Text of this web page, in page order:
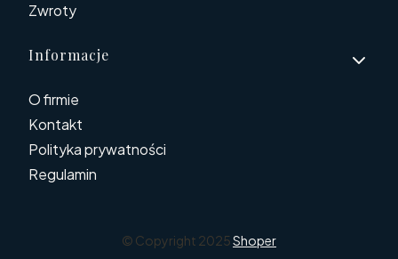
Zwroty
Informacje
O firmie
Kontakt
Polityka prywatności
Regulamin
© Copyright 2025Shoper